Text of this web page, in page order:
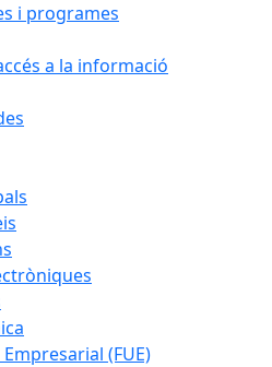
i programes
a la informació
(FUE)